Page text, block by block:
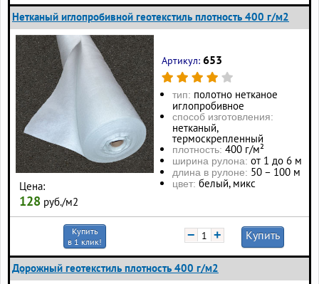
Нетканый иглопробивной геотекстиль плотность 400 г/м2
Цена:
128 руб./м2
Артикул: 653
тип: полотно нетканое
иглопробивное
способ изготовления:
нетканый,
термоскрепленный
плотность: 400 г/м²
ширина рулона: от 1 до 6 м
длина в рулоне: 50 – 100 м
цвет: белый, микс
Купить
в 1 клик!
− + Купить
Дорожный геотекстиль плотность 400 г/м2